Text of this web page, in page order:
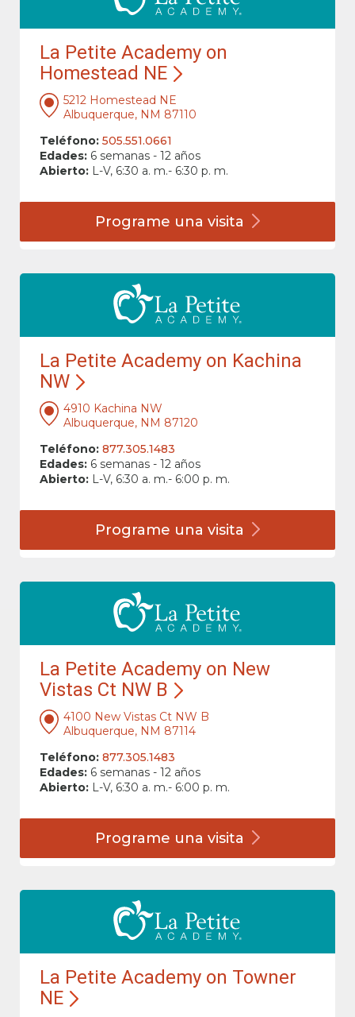
La Petite Academy on
Homestead NE
5212 Homestead NE
Albuquerque, NM 87110
Teléfono: 505.551.0661
Edades: 6 semanas - 12 años
Abierto: L-V, 6:30 a. m.- 6:30 p. m.
Programe una visita
La Petite Academy on Kachina
NW
4910 Kachina NW
Albuquerque, NM 87120
Teléfono: 877.305.1483
Edades: 6 semanas - 12 años
Abierto: L-V, 6:30 a. m.- 6:00 p. m.
Programe una visita
La Petite Academy on New
Vistas Ct NW B
4100 New Vistas Ct NW B
Albuquerque, NM 87114
Teléfono: 877.305.1483
Edades: 6 semanas - 12 años
Abierto: L-V, 6:30 a. m.- 6:00 p. m.
Programe una visita
La Petite Academy on Towner
NE